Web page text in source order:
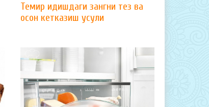
Темир идишдаги зангни тез ва
осон кетказиш усули